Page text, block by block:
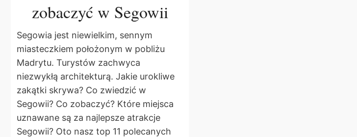
zobaczyć w Segowii
Segowia jest niewielkim, sennym
miasteczkiem położonym w pobliżu
Madrytu. Turystów zachwyca
niezwykłą architekturą. Jakie urokliwe
zakątki skrywa? Co zwiedzić w
Segowii? Co zobaczyć? Które miejsca
uznawane są za najlepsze atrakcje
Segowii? Oto nasz top 11 polecanych